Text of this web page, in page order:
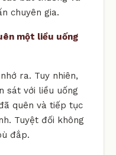
chuyên gia.
một liều uống
ra. Tuy nhiên,
sát với liều uống
quên và tiếp tục
Tuyệt đối không
đắp.